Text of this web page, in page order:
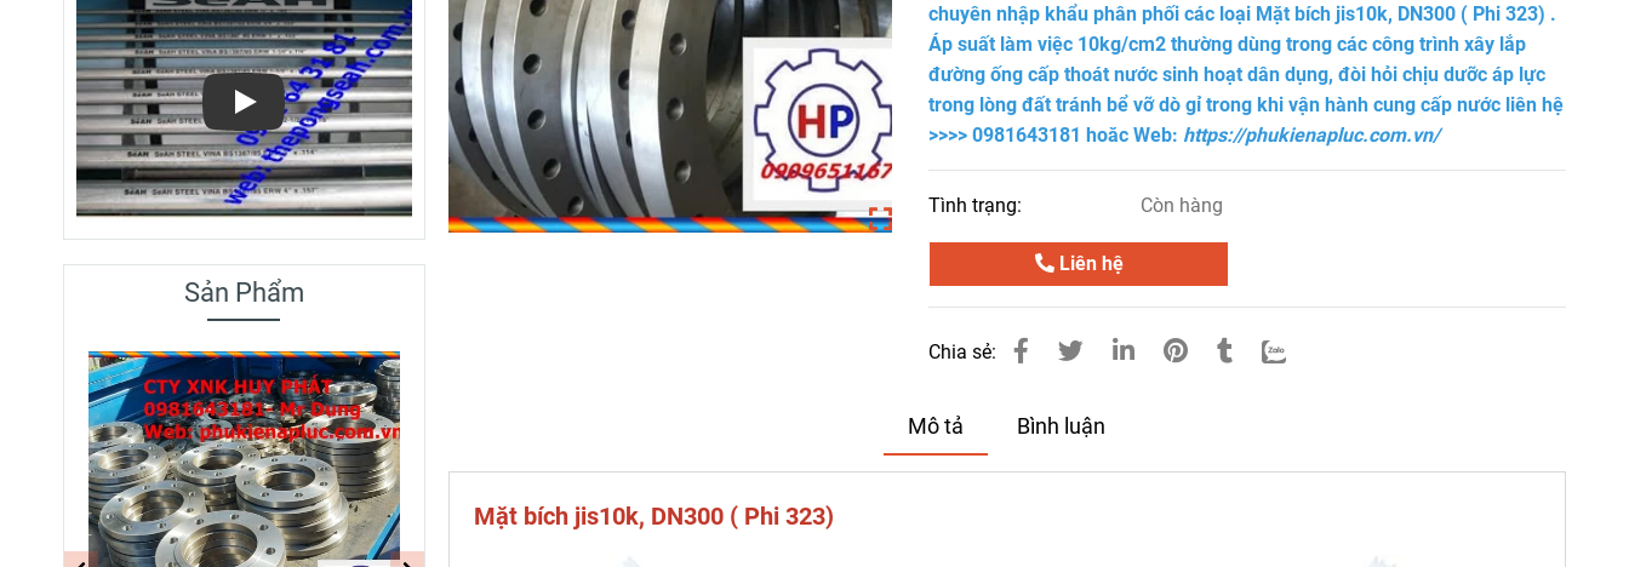
chuyên nhập khẩu phân phối các loại Mặt bích jis10k, DN300 ( Phi 323) .
Áp suất làm việc 10kg/cm2 thường dùng trong các công trình xây lắp
đường ống cấp thoát nước sinh hoạt dân dụng, đòi hỏi chịu dưỡc áp lực
trong lòng đất tránh bể vỡ dò gỉ trong khi vận hành cung cấp nước liên hệ
>>>> 0981643181 hoăc Web: https://phukienapluc.com.vn/
Tình trạng: Còn hàng
Liên hệ
Chia sẻ:
Mô tả Bình luận
Mặt bích jis10k, DN300 ( Phi 323)
Play
Sản Phẩm